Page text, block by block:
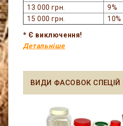
13 000 грн.
9%
15 000 грн.
10%
* Є виключення!
Детальніше
ВИДИ ФАСОВОК СПЕЦІЙ